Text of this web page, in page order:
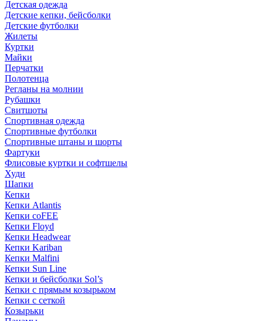
Детская одежда
Детские кепки, бейсболки
Детские футболки
Жилеты
Куртки
Майки
Перчатки
Полотенца
Регланы на молнии
Рубашки
Свитшоты
Спортивная одежда
Спортивные футболки
Спортивные штаны и шорты
Фартуки
Флисовые куртки и софтшелы
Худи
Шапки
Кепки
Кепки Atlantis
Кепки coFEE
Кепки Floyd
Кепки Headwear
Кепки Kariban
Кепки Malfini
Кепки Sun Line
Кепки и бейсболки Sol’s
Кепки с прямым козырьком
Кепки с сеткой
Козырьки